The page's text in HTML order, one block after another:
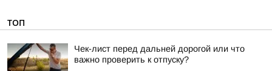
ТОП
Чек-лист перед дальней дорогой или что
важно проверить к отпуску?